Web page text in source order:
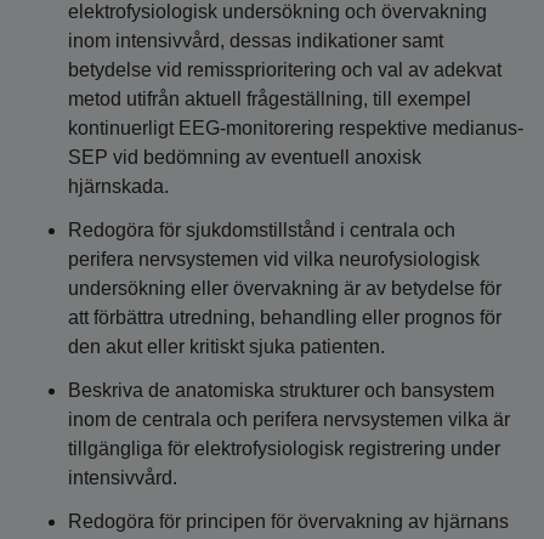
elektrofysiologisk undersökning och övervakning
inom intensivvård, dessas indikationer samt
betydelse vid remissprioritering och val av adekvat
metod utifrån aktuell frågeställning, till exempel
kontinuerligt EEG-monitorering respektive medianus-
SEP vid bedömning av eventuell anoxisk
hjärnskada.
Redogöra för sjukdomstillstånd i centrala och
perifera nervsystemen vid vilka neurofysiologisk
undersökning eller övervakning är av betydelse för
att förbättra utredning, behandling eller prognos för
den akut eller kritiskt sjuka patienten.
Beskriva de anatomiska strukturer och bansystem
inom de centrala och perifera nervsystemen vilka är
tillgängliga för elektrofysiologisk registrering under
intensivvård.
Redogöra för principen för övervakning av hjärnans